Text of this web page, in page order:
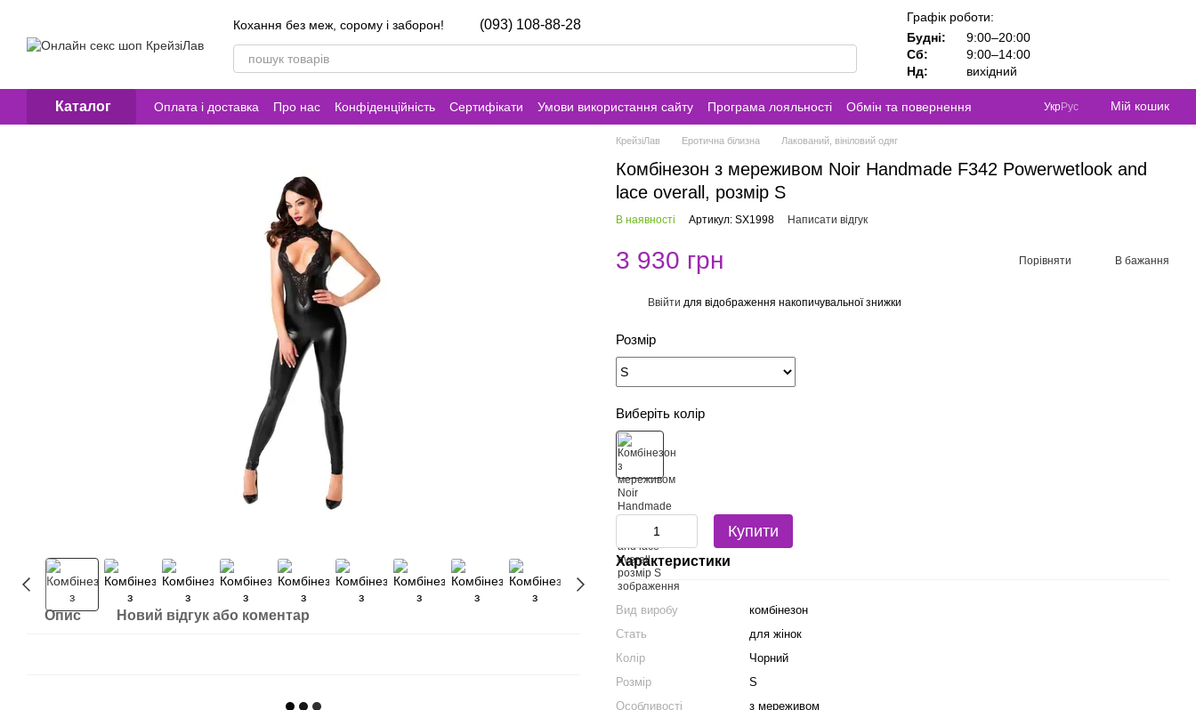
Кохання без меж, сорому і заборон!
(093) 108-88-28
Графік роботи:
Будні:
9:00–20:00
Сб:
9:00–14:00
Нд:
вихідний
Каталог Оплата і доставка Про нас Конфіденційність Сертифікати Умови використання сайту Програма лояльності
Обмін та повернення
Контакти
УкрРус Мій кошик
Опис Новий відгук або коментар
КрейзіЛав Еротична білизна Лакований, вініловий одяг
Комбінезон з мереживом Noir Handmade F342 Powerwetlook and
lace overall, розмір S
В наявності Артикул: SX1998 Написати відгук
3 930 грн Порівняти В бажання
Ввійти для відображення накопичувальної знижки
Розмір
Виберіть колір
Купити
Характеристики
Вид виробу
комбінезон
Стать
для жінок
Колір
Чорний
Розмір
S
Особливості
з мереживом